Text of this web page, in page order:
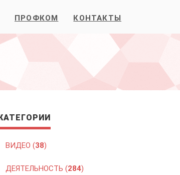
ПРОФКОМ КОНТАКТЫ
ВИДЕО (38)
ДЕЯТЕЛЬНОСТЬ (284)